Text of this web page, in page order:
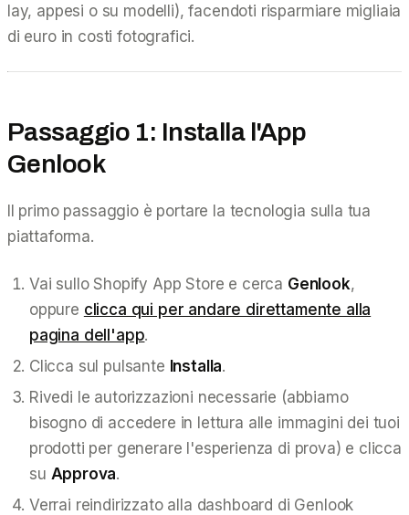
lay, appesi o su modelli), facendoti risparmiare migliaia
di euro in costi fotografici.
Passaggio 1: Installa l'App
Genlook
Il primo passaggio è portare la tecnologia sulla tua
piattaforma.
Vai sullo Shopify App Store e cerca Genlook,
oppure clicca qui per andare direttamente alla
pagina dell'app.
Clicca sul pulsante Installa.
Rivedi le autorizzazioni necessarie (abbiamo
bisogno di accedere in lettura alle immagini dei tuoi
prodotti per generare l'esperienza di prova) e clicca
su Approva.
Verrai reindirizzato alla dashboard di Genlook